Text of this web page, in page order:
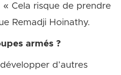
Cela risque de prendre
Remadji Hoinathy.
armés ?
d’autres